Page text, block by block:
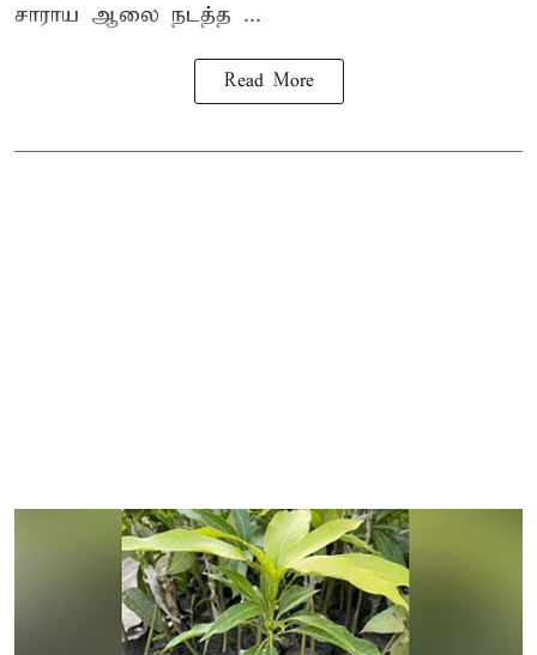
சாராய ஆலை நடத்த ...
Read More